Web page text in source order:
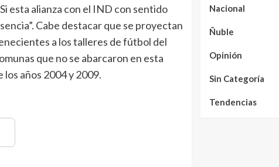
esta alianza con el IND con sentido
Cabe destacar que se proyectan
a los talleres de fútbol del
que no se abarcaron en esta
años 2004 y 2009.
Nacional
Ñuble
Opinión
Sin Categoría
Tendencias